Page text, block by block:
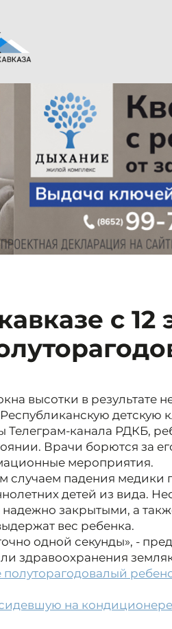
с 12
высотки в результате
детскую
канала РДКБ,
Врачи борются за
мероприятия.
случаем падения медики
детей из вида.
закрытыми, а
вес ребенка.
одной секунды», -
здравоохранения
полуторагодовалый
на